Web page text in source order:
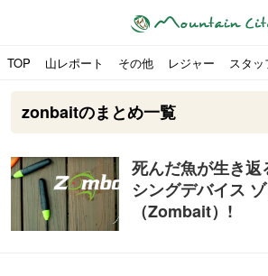
TOP 山レポート その他 レジャー スタ
zonbaitのまとめ一覧
死んだ魚が生き
シングデバイス
（Zombait）!